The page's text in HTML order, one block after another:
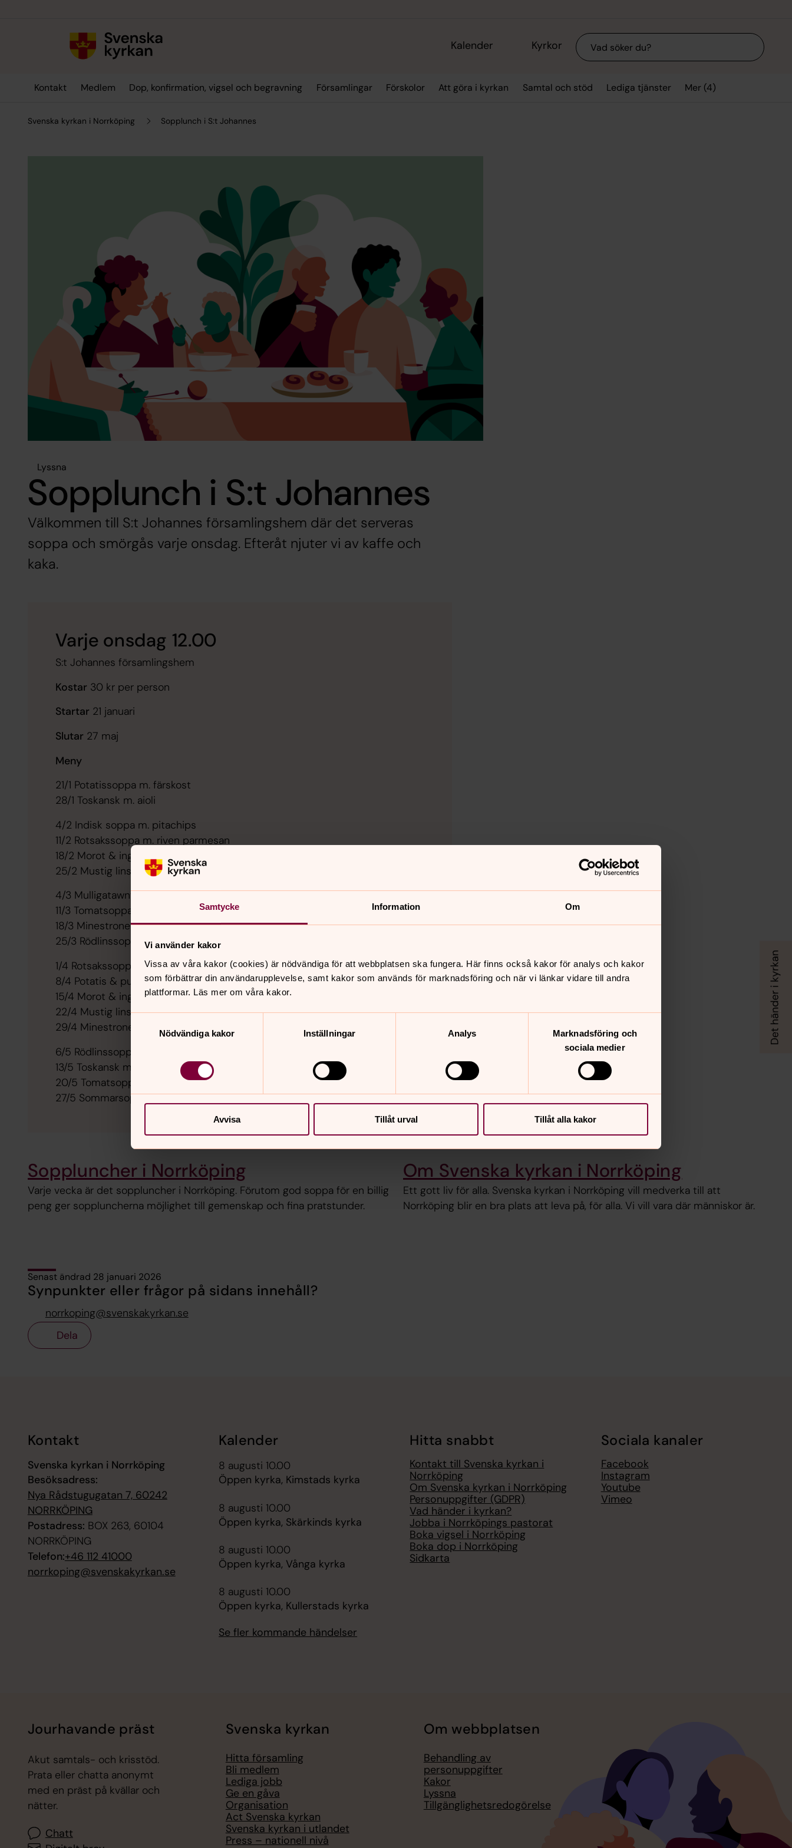
Samtycke Information Om
Vi använder kakor
Vissa av våra kakor (cookies) är nödvändiga för att webbplatsen ska fungera. Här finns också kakor för analys och kakor
som förbättrar din användarupplevelse, samt kakor som används för marknadsföring och när vi länkar vidare till andra
plattformar. Läs mer om våra kakor.
Nödvändiga kakor
Inställningar Analys
Marknadsföring och
sociala medier
Avvisa Tillåt urval Tillåt alla kakor
Kalender Kyrkor Sök
Kontakt Medlem Dop, konfirmation, vigsel och begravning Församlingar Förskolor Att göra i kyrkan Samtal och stöd Lediga tjänster Mer (4)
Svenska kyrkan i Norrköping Sopplunch i S:t Johannes
Lyssna
Sopplunch i S:t Johannes
Välkommen till S:t Johannes församlingshem där det serveras
soppa och smörgås varje onsdag. Efteråt njuter vi av kaffe och
kaka.
Varje onsdag 12.00
S:t Johannes församlingshem
Kostar 30 kr per person
Startar 21 januari
Slutar 27 maj
Meny
21/1 Potatissoppa m. färskost
28/1 Toskansk m. aioli
4/2 Indisk soppa m. pitachips
11/2 Rotsakssoppa m. riven parmesan
18/2 Morot & ingefära m. yoghurt
25/2 Mustig lins m. färskost
4/3 Mulligatawny m. pitachips
11/3 Tomatsoppa m. färskost
18/3 Minestrone m. aioli
25/3 Rödlinssoppa m. färskost
1/4 Rotsakssoppa m. riven parmesan
8/4 Potatis & purjolök m. färskost
15/4 Morot & ingefära m. yoghurt
22/4 Mustig lins m. färskost
29/4 Minestrone m. aioli
6/5 Rödlinssoppa m. färskost
13/5 Toskansk m. aioli
20/5 Tomatsoppa m. färskost
27/5 Sommarsoppa m. skivad ost
Soppluncher i Norrköping
Varje vecka är det soppluncher i Norrköping. Förutom god soppa för en billig
peng ger soppluncherna möjlighet till gemenskap och fina pratstunder.
Om Svenska kyrkan i Norrköping
Ett gott liv för alla. Svenska kyrkan i Norrköping vill medverka till att
Norrköping blir en bra plats att leva på, för alla. Vi vill vara där människor är.
Senast ändrad 28 januari 2026
Synpunkter eller frågor på sidans innehåll?
norrkoping@svenskakyrkan.se
Dela
Kontakt
Svenska kyrkan i Norrköping
Besöksadress:
Nya Rådstugugatan 7, 60242
NORRKÖPING
Postadress: BOX 263, 60104
NORRKÖPING
Telefon:+46 112 41000
norrkoping@svenskakyrkan.se
Kalender
8 augusti 10.00
Öppen kyrka, Kimstads kyrka
8 augusti 10.00
Öppen kyrka, Skärkinds kyrka
8 augusti 10.00
Öppen kyrka, Vånga kyrka
8 augusti 10.00
Öppen kyrka, Kullerstads kyrka
Se fler kommande händelser
Hitta snabbt
Kontakt till Svenska kyrkan i
Norrköping
Om Svenska kyrkan i Norrköping
Personuppgifter (GDPR)
Vad händer i kyrkan?
Jobba i Norrköpings pastorat
Boka vigsel i Norrköping
Boka dop i Norrköping
Sidkarta
Sociala kanaler
Facebook
Instagram
Youtube
Vimeo
Jourhavande präst
Akut samtals- och krisstöd.
Prata eller chatta anonymt
med en präst på kvällar och
nätter.
Chatt
Svenska kyrkan
Hitta församling
Bli medlem
Lediga jobb
Ge en gåva
Organisation
Act Svenska kyrkan
Svenska kyrkan i utlandet
Press – nationell nivå
Om webbplatsen
Behandling av
personuppgifter
Kakor
Lyssna
Tillgänglighetsredogörelse